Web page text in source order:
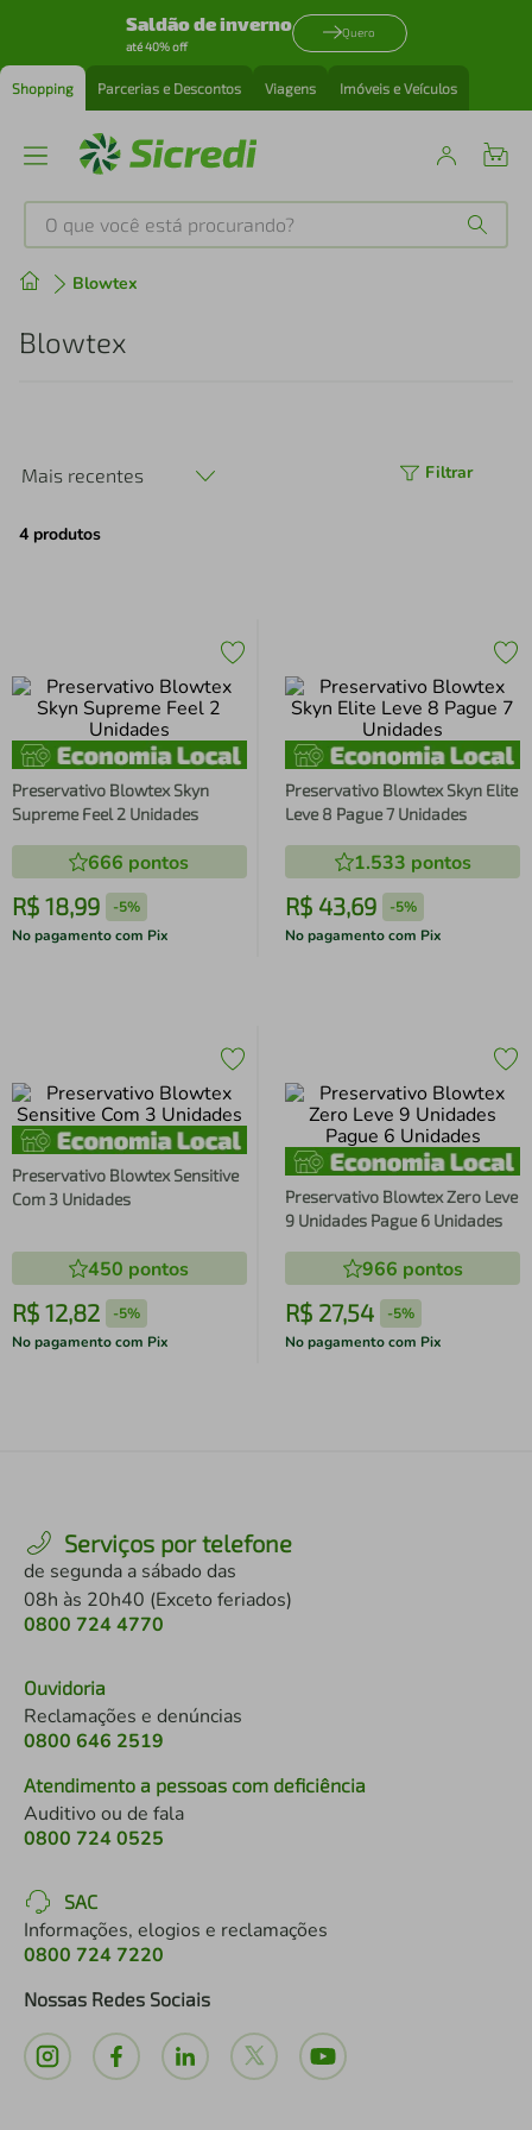
Saldão de inverno
até 40% off
Quero
Shopping Parcerias e Descontos Viagens Imóveis e Veículos
O que você está procurando?
Blowtex
Blowtex
Mais recentes Filtrar
4 produtos
Preservativo Blowtex Skyn
Supreme Feel 2 Unidades
666 pontos
R$ 18,99 -5%
No pagamento com Pix
Preservativo Blowtex Skyn Elite
Leve 8 Pague 7 Unidades
1.533 pontos
R$ 43,69 -5%
No pagamento com Pix
Preservativo Blowtex Sensitive
Com 3 Unidades
450 pontos
R$ 12,82 -5%
No pagamento com Pix
Preservativo Blowtex Zero Leve
9 Unidades Pague 6 Unidades
966 pontos
R$ 27,54 -5%
No pagamento com Pix
Serviços por telefone
de segunda a sábado das
08h às 20h40 (Exceto feriados)
0800 724 4770
Ouvidoria
Reclamações e denúncias
0800 646 2519
Atendimento a pessoas com deficiência
Auditivo ou de fala
0800 724 0525
SAC
Informações, elogios e reclamações
0800 724 7220
Nossas Redes Sociais
Produtos mais buscados
perfume
4º air fryer